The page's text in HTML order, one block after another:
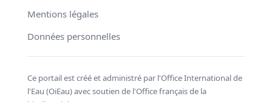
Mentions légales
Données personnelles
Ce portail est créé et administré par l'Office International de
l'Eau (OiEau) avec soutien de l'Office français de la